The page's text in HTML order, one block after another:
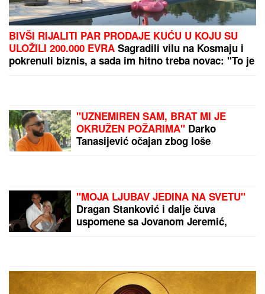
BIVŠI RIJALITI PAR PRODAJE KUĆU U KOJU SU
ULOŽILI 200.000 EVRA Sagradili vilu na Kosmaju i
pokrenuli biznis, a sada im hitno treba novac: "To je
"UZNEMIREN SAM, BRAT MI JE
OKRUŽEN POŽARIMA" Darko
Tanasijević očajan zbog loše
"MOJA LJUBAV JEDINA NA SVETU"
Dragan Stanković i dalje čuva
uspomene sa Jovanom Jeremić,